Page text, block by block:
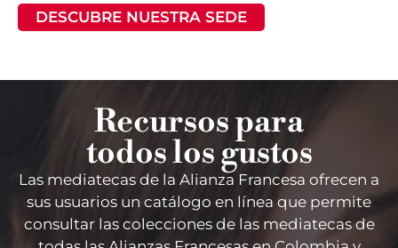
DESCUBRE NUESTRA SEDE
Recursos para
todos los gustos
Las mediatecas de la Alianza Francesa ofrecen a
sus usuarios un catálogo en línea que permite
consultar las colecciones de las mediatecas de